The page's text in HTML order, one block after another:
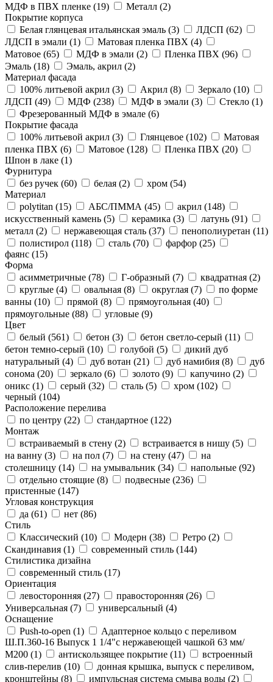
МДФ в ПВХ пленке (19) Металл (2)
Покрытие корпуса
Белая глянцевая итальянская эмаль (3) ЛДСП (62)
ЛДСП в эмали (1) Матовая пленка ПВХ (4)
Матовое (65) МДФ в эмали (2) Пленка ПВХ (96)
Эмаль (18) Эмаль, акрил (2)
Материал фасада
100% литьевой акрил (3) Акрил (8) Зеркало (10)
ЛДСП (49) МДФ (238) МДФ в эмали (3) Стекло (1)
Фрезерованный МДФ в эмале (6)
Покрытие фасада
100% литьевой акрил (3) Глянцевое (102)
Матовая
пленка ПВХ (6) Матовое (128) Пленка ПВХ (20)
Шпон в лаке (1)
Фурнитура
без ручек (60) белая (2) хром (54)
Материал
polytitan (15) АБС/ПММА (45) акрил (148)
искусственный камень (5) керамика (3) латунь (91)
металл (2) нержавеющая сталь (37) пенополиуретан (11)
полистирол (118) сталь (70) фарфор (25)
фаянс (15)
Форма
асимметричные (78) Г-образный (7) квадратная (2)
круглые (4) овальная (8) округлая (7)
по форме
ванны (10) прямой (8) прямоугольная (40)
прямоугольные (88) угловые (9)
Цвет
белый (561) бетон (3) бетон светло-серый (11)
бетон темно-серый (10) голубой (5)
дикий дуб
натуральный (4) дуб вотан (21) дуб намибия (8)
дуб
сонома (20) зеркало (6) золото (9) капучино (2)
оникс (1) серый (32) сталь (5) хром (102)
черный (104)
Расположение перелива
по центру (22) стандартное (122)
Монтаж
встраиваемый в стену (2) встраивается в нишу (5)
на ванну (3) на пол (7) на стену (47)
на
столешницу (14) на умывальник (34) напольные (92)
отдельно стоящие (8) подвесные (236)
пристенные (147)
Угловая конструкция
да (61) нет (86)
Стиль
Классический (10) Модерн (38) Ретро (2)
Скандинавия (1) современный стиль (144)
Стилистика дизайна
современный стиль (17)
Ориентация
левосторонняя (27) правосторонняя (26)
Универсальная (7) универсальный (4)
Оснащение
Push-to-open (1)
Адаптерное кольцо с переливом
Ш.П.360-16 Выпуск 1 1/4"с нержавеющей чашкой 63 мм/
М200 (1) антискользящее покрытие (11)
встроенный
слив-перелив (10)
донная крышка, выпуск с переливом,
кронштейны (8) импульсная система смыва воды (2)